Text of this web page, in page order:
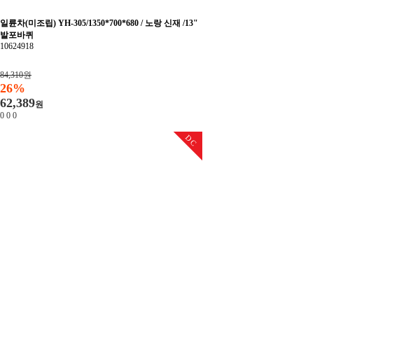
일륜차(미조립) YH-305/1350*700*680 / 노랑 신재 /13"
발포바퀴
10624918
84,310원
26%
62,389원
0 0 0
DC